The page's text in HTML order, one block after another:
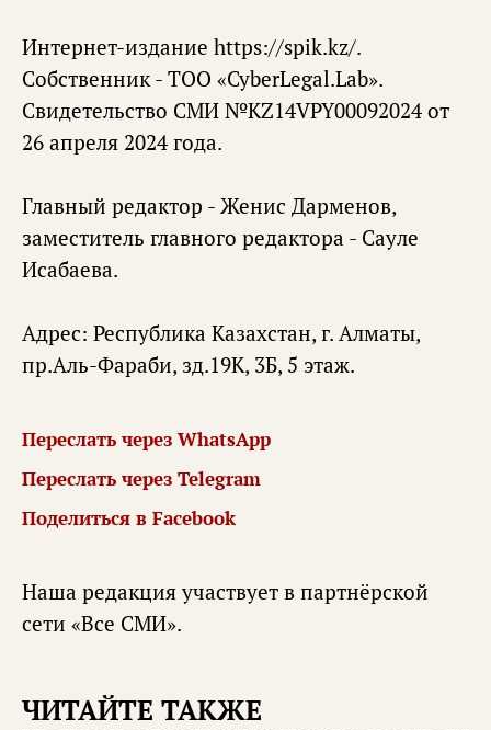
Интернет-издание https://spik.kz/.
Собственник - ТОО «CyberLegal.Lab».
Свидетельство СМИ №KZ14VPY00092024 от
26 апреля 2024 года.
Главный редактор - Женис Дарменов,
заместитель главного редактора - Сауле
Исабаева.
Адрес: Республика Казахстан, г. Алматы,
пр.Аль-Фараби, зд.19К, 3Б, 5 этаж.
Переслать через WhatsApp
Переслать через Telegram
Поделиться в Facebook
Наша редакция участвует в партнёрской
сети «Все СМИ».
ЧИТАЙТЕ ТАКЖЕ